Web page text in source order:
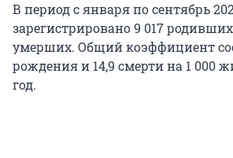
В период с января по сентябрь
зарегистрировано 9 017
умерших. Общий коэффициент
рождения и 14,9 смерти на 1 000
год.